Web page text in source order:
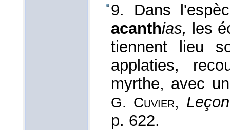
9. Dans
acanthias, les
tiennent lieu
applaties,
myrthe, avec
G. Cuvier,
p. 622.